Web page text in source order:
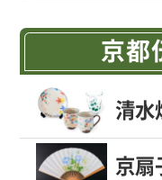
京都
清水
京扇